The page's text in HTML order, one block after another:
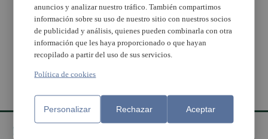
Torrent elabora los
«santblaiets» para el 3
de febrero
anuncios y analizar nuestro tráfico. También compartimos
información sobre su uso de nuestro sitio con nuestros socios
de publicidad y análisis, quienes pueden combinarla con otra
información que les haya proporcionado o que hayan
recopilado a partir del uso de sus servicios.
Política de cookies
Personalizar Rechazar Aceptar